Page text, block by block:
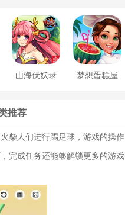
山海伏妖录 梦想蛋糕屋
推荐
柴人们进行踢足球，游戏的操作
完成任务还能够解锁更多的游戏